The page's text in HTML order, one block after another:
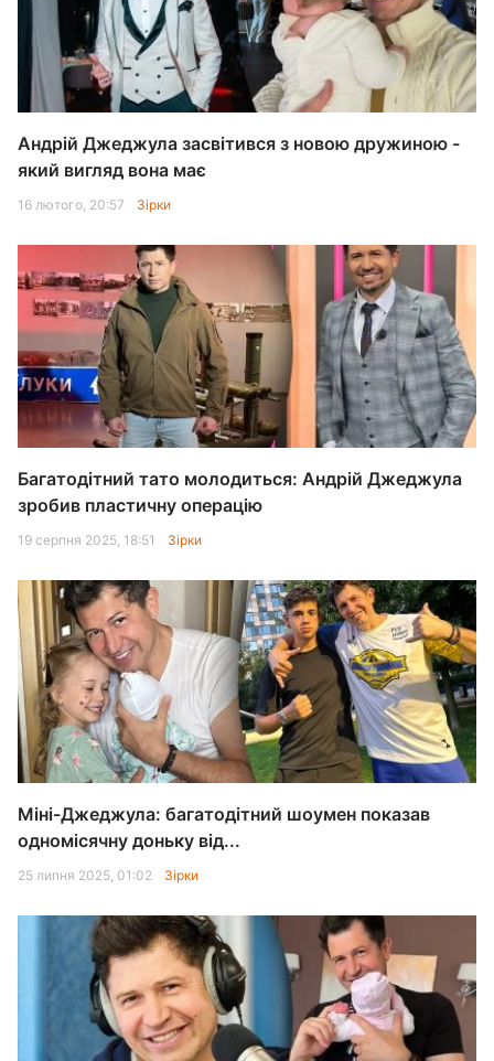
Андрій Джеджула засвітився з новою дружиною -
який вигляд вона має
16 лютого, 20:57 Зірки
Багатодітний тато молодиться: Андрій Джеджула
зробив пластичну операцію
19 серпня 2025, 18:51 Зірки
Міні-Джеджула: багатодітний шоумен показав
одномісячну доньку від...
25 липня 2025, 01:02 Зірки